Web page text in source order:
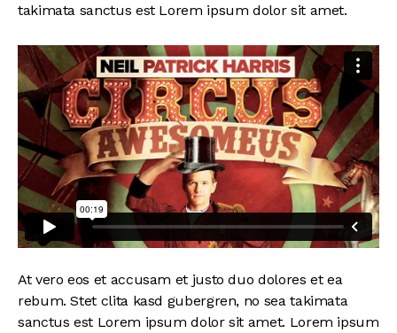
takimata sanctus est Lorem ipsum dolor sit amet.
At vero eos et accusam et justo duo dolores et ea
rebum. Stet clita kasd gubergren, no sea takimata
sanctus est Lorem ipsum dolor sit amet. Lorem ipsum